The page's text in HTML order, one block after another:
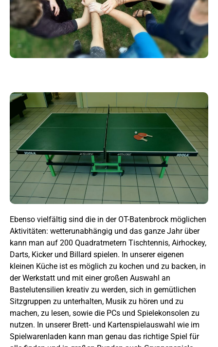
Ebenso vielfältig sind die in der OT-Batenbrock möglichen
Aktivitäten: wetterunabhängig und das ganze Jahr über
kann man auf 200 Quadratmetern Tischtennis, Airhockey,
Darts, Kicker und Billard spielen. In unserer eigenen
kleinen Küche ist es möglich zu kochen und zu backen, in
der Werkstatt und mit einer großen Auswahl an
Bastelutensilien kreativ zu werden, sich in gemütlichen
Sitzgruppen zu unterhalten, Musik zu hören und zu
machen, zu lesen, sowie die PCs und Spielekonsolen zu
nutzen. In unserer Brett- und Kartenspielauswahl wie im
Spielwarenladen kann man genau das richtige Spiel für